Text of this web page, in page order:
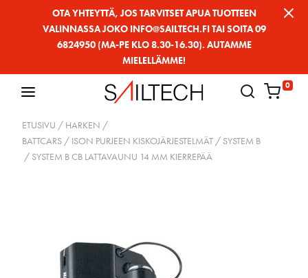
OTA YHTEYTTÄ, JOS TARVITSET APUA TUOTTEEN
VALINNASSA JOKO INFO@SAILTECH.FI TAI SOITA 09
6824950 (MA-PE KLO 8.30-16.30). AUTAMME
MIELELLÄMME!
0
ETUSIVU / HARKEN /
BATTCARS / ISON PURJEEN KISKOJÄRJESTELMÄT / SYSTEM B
/ SYSTEM B CB LATTAVAUNU 14 MM KIERREPÄÄ